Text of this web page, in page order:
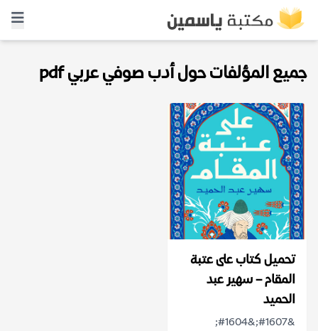
جميع المؤلفات حول أدب صوفي عربي pdf
تحميل كتاب على عتبة
المقام – سهير عبد
الحميد
&#1607;&#1604;